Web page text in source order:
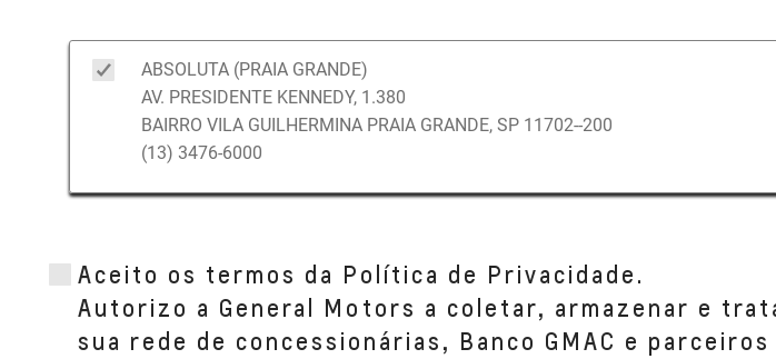
ABSOLUTA (PRAIA GRANDE)
AV. PRESIDENTE KENNEDY, 1.380
BAIRRO VILA GUILHERMINA PRAIA GRANDE, SP 11702--200
(13) 3476-6000
Aceito os termos da Política de Privacidade.
Autorizo a General Motors a coletar, armazenar e
sua rede de concessionárias, Banco GMAC e